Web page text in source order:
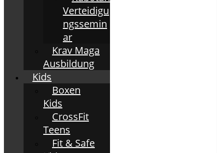
Verteidigu
ngssemin
ar
Krav Maga
Ausbildung
Kids
Boxen
Kids
CrossFit
Teens
Fit & Safe